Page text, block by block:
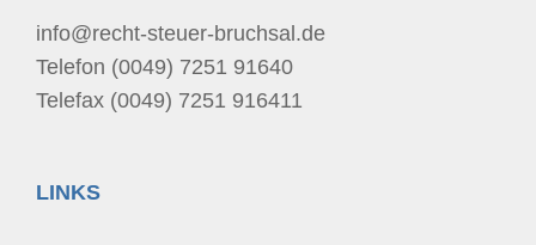
info@recht-steuer-bruchsal.de
Telefon (0049) 7251 91640
Telefax (0049) 7251 916411
LINKS